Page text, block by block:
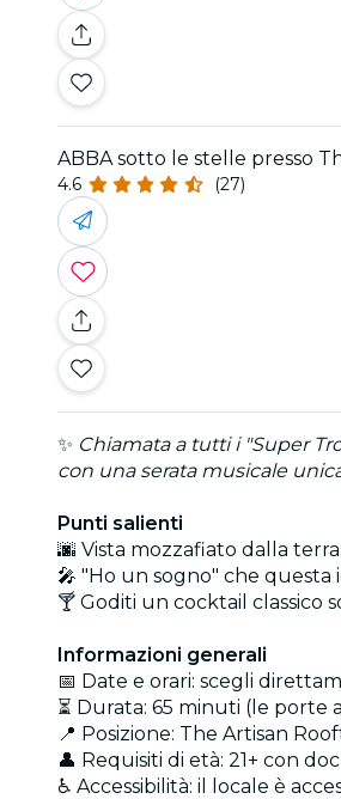
ABBA sotto le stelle presso
4.6 (27)
✨ Chiamata a tutti i "Super
con una serata musicale
Punti salienti
🌆 Vista mozzafiato dalla
🎤 "Ho un sogno" che
🍸 Goditi un cocktail classico
Informazioni generali
📅 Date e orari: scegli
⏳ Durata: 65 minuti (le
📍 Posizione: The Artisan
👤 Requisiti di età: 21+ con
♿ Accessibilità: il locale è